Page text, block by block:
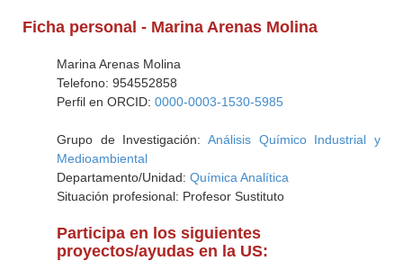
Ficha personal - Marina Arenas Molina
Marina Arenas Molina
Telefono: 954552858
Perfil en ORCID: 0000-0003-1530-5985
Grupo de Investigación: Análisis Químico Industrial y
Medioambiental
Departamento/Unidad: Química Analítica
Situación profesional: Profesor Sustituto
Participa en los siguientes
proyectos/ayudas en la US: